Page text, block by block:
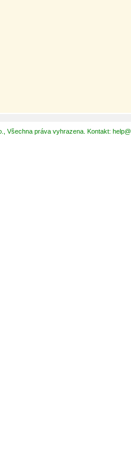
Všechna práva vyhrazena. Kontakt: